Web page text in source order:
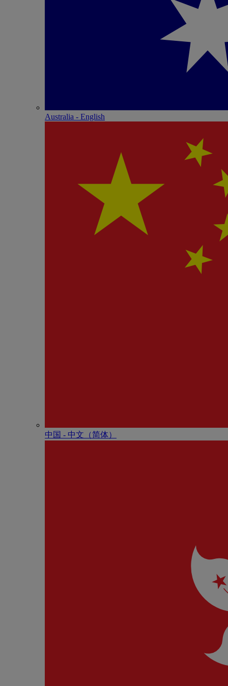
Australia - English
中国 - 中⽂（简体）